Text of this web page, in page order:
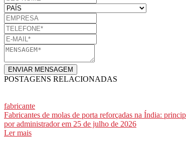
ENVIAR MENSAGEM
POSTAGENS RELACIONADAS
fabricante
Fabricantes de molas de porta reforçadas na Índia:
poradministradorem 25 de julho de 2026
Ler mais